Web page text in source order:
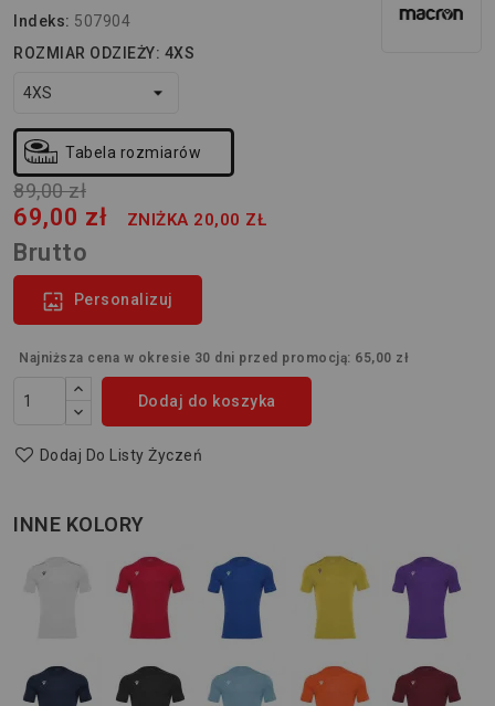
Indeks: 507904
ROZMIAR ODZIEŻY: 4XS
Tabela rozmiarów
89,00 zł
69,00 zł ZNIŻKA 20,00 ZŁ
Brutto
 Personalizuj
Najniższa cena w okresie 30 dni przed promocją: 65,00 zł
Dodaj do koszyka
Dodaj Do Listy Życzeń
INNE KOLORY